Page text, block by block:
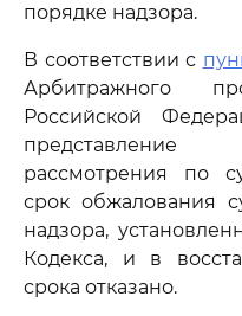
порядке надзора.
В соответствии с
Арбитражного
Российской
рассмотрения по
срок обжалования
надзора,
Кодекса, и в
срока отказано.